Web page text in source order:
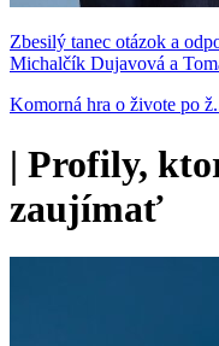
Zbesilý tanec otázok a
Michalčík Dujavová a
Komorná hra o živote po
| Profily,
zaujímať